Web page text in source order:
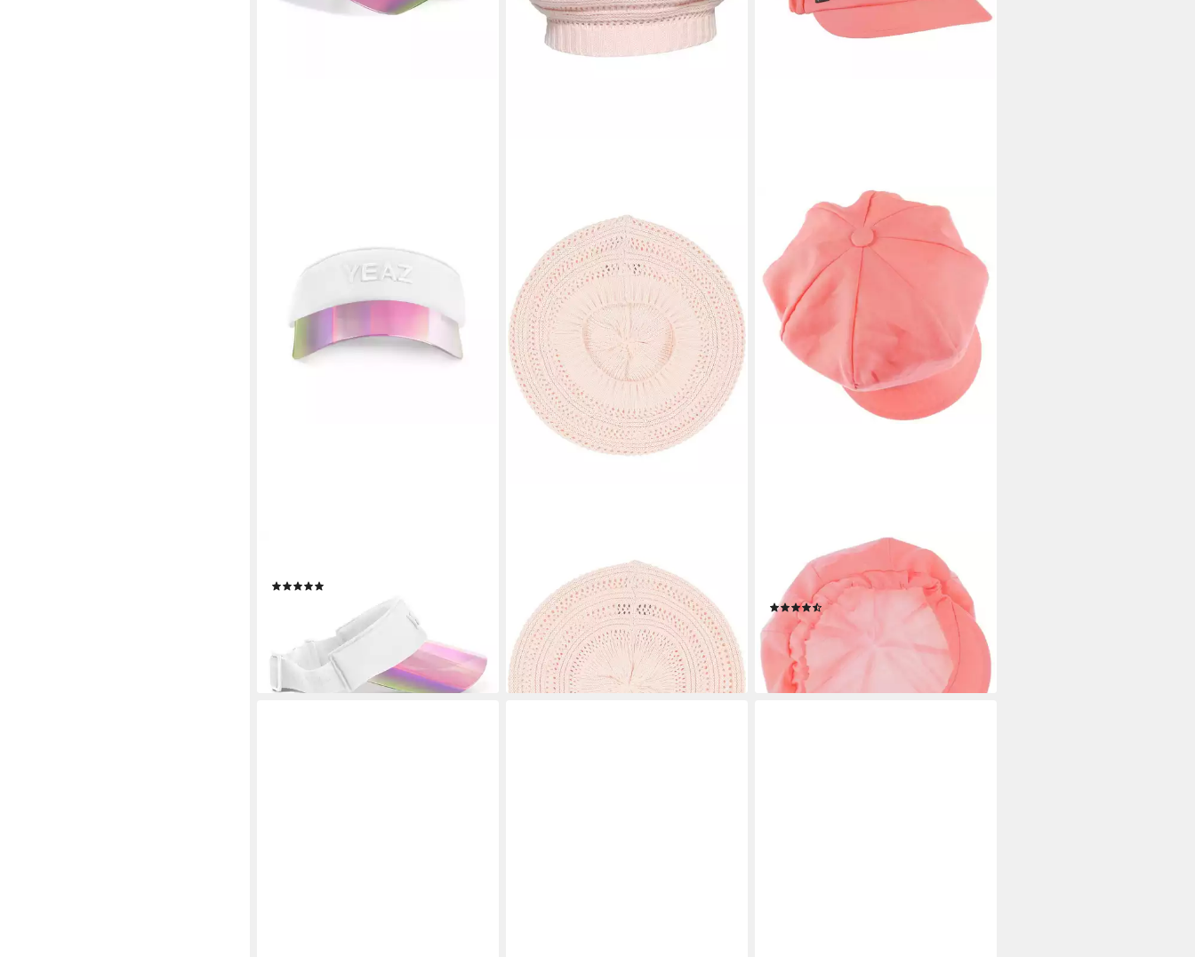
149,00 €
lieferbar - in 3-4 Werktagen bei dir
Baskenmütze Loevenich Béret mit
süßem Loch-Muster
39,95 €
lieferbar - in 2-3 Werktagen bei dir
+4
Ballonmütze (1-St) Schirmmütze mit
Schirm, Made in Italy
(6)
40,95 €
lieferbar - in 2-3 Werktagen bei dir